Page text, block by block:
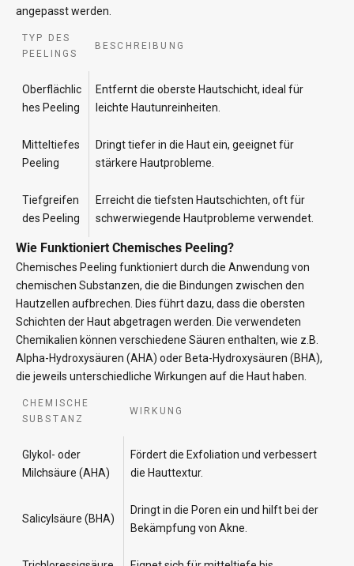
angepasst werden.
TYP DES
PEELINGS
BESCHREIBUNG
Oberflächlic
hes Peeling
Entfernt die oberste Hautschicht, ideal für
leichte Hautunreinheiten.
Mitteltiefes
Peeling
Dringt tiefer in die Haut ein, geeignet für
stärkere Hautprobleme.
Tiefgreifen
des Peeling
Erreicht die tiefsten Hautschichten, oft für
schwerwiegende Hautprobleme verwendet.
Wie Funktioniert Chemisches Peeling?
Chemisches Peeling funktioniert durch die Anwendung von
chemischen Substanzen, die die Bindungen zwischen den
Hautzellen aufbrechen. Dies führt dazu, dass die obersten
Schichten der Haut abgetragen werden. Die verwendeten
Chemikalien können verschiedene Säuren enthalten, wie z.B.
Alpha-Hydroxysäuren (AHA) oder Beta-Hydroxysäuren (BHA),
die jeweils unterschiedliche Wirkungen auf die Haut haben.
CHEMISCHE
SUBSTANZ
WIRKUNG
Glykol- oder
Milchsäure (AHA)
Fördert die Exfoliation und verbessert
die Hauttextur.
Salicylsäure (BHA)
Dringt in die Poren ein und hilft bei der
Bekämpfung von Akne.